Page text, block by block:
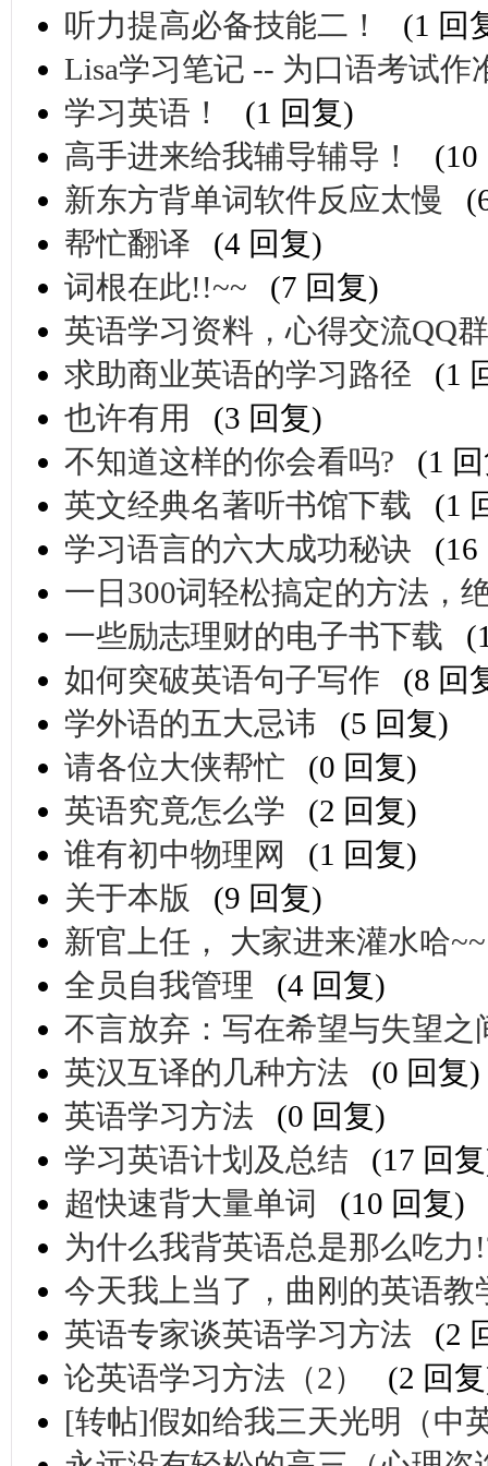
听力提高必备技能二！
(1 回
Lisa学习笔记 -- 为口语考试作
学习英语！
(1 回复)
高手进来给我辅导辅导！
(10
新东方背单词软件反应太慢
帮忙翻译
(4 回复)
词根在此!!~~
(7 回复)
英语学习资料，心得交流QQ
求助商业英语的学习路径
(1
也许有用
(3 回复)
不知道这样的你会看吗?
(1
英文经典名著听书馆下载
(1
学习语言的六大成功秘诀
(16
一日300词轻松搞定的方法，
一些励志理财的电子书下载
如何突破英语句子写作
(8 回
学外语的五大忌讳
(5 回复)
请各位大侠帮忙
(0 回复)
英语究竟怎么学
(2 回复)
谁有初中物理网
(1 回复)
关于本版
(9 回复)
新官上任， 大家进来灌水哈~~
全员自我管理
(4 回复)
不言放弃：写在希望与失望之
英汉互译的几种方法
(0 回复)
英语学习方法
(0 回复)
学习英语计划及总结
(17 回
超快速背大量单词
(10 回复)
为什么我背英语总是那么吃力
今天我上当了，曲刚的英语教
英语专家谈英语学习方法
(2
论英语学习方法（2）
(2 回
[转帖]假如给我三天光明（中